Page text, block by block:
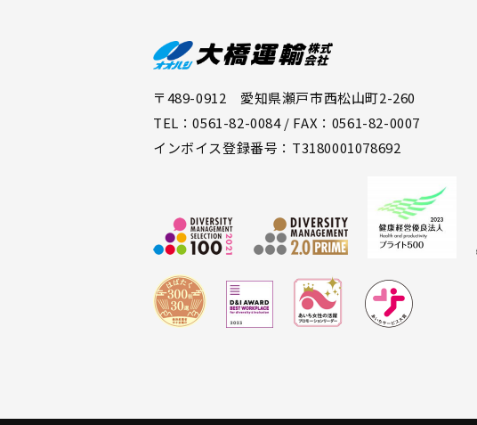
〒489-0912 愛知県瀬戸市西松山町2-260
TEL：0561-82-0084 / FAX：0561-82-0007
インボイス登録番号：T3180001078692